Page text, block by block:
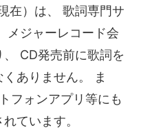
在）は、 歌詞専門サ
メジャーレコード会
CD発売前に歌詞を
ありません。 ま
フォンアプリ等にも
ています。